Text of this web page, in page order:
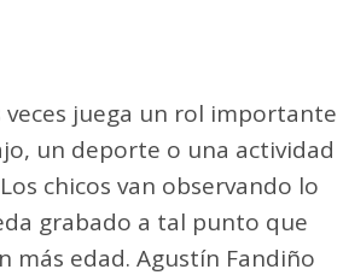
juega un rol importante
un deporte o una actividad
chicos van observando lo
grabado a tal punto que
más edad. Agustín Fandiño